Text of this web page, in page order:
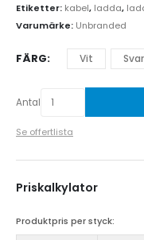
Etiketter: kabel, ladda,
Varumärke: Unbranded
FÄRG Vit
Antal
Se offertlista
Priskalkylator
Produktpris per styck: